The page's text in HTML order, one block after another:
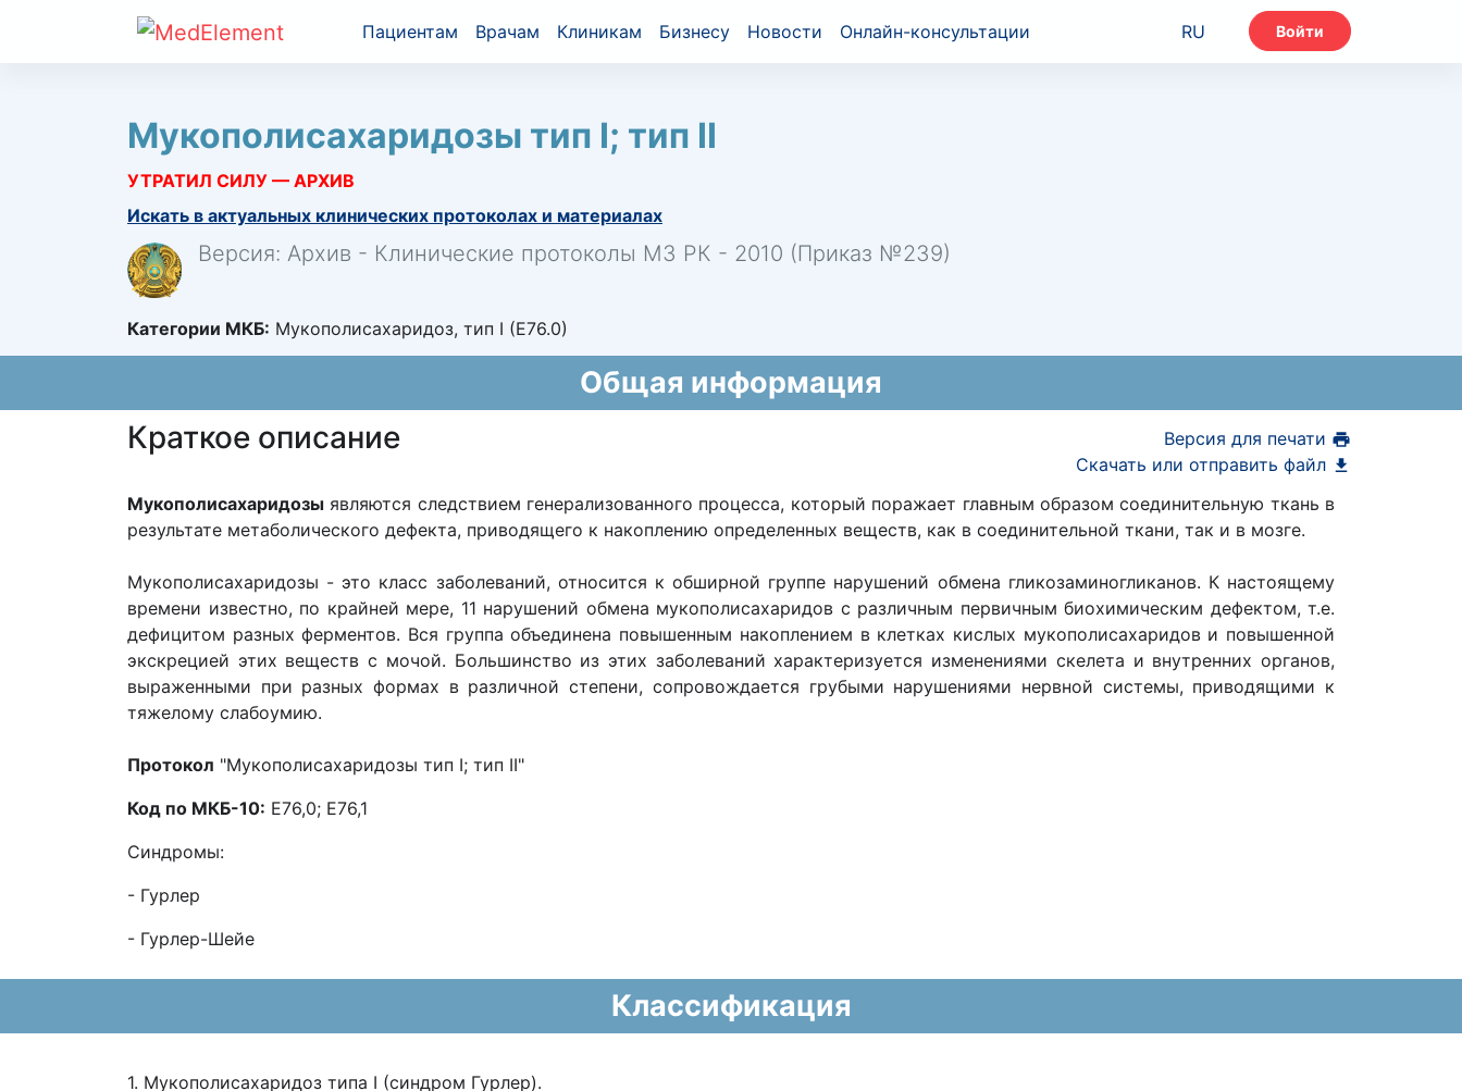
Пациентам Врачам Клиникам Бизнесу Новости Онлайн-консультации RU Войти
Мукополисахаридозы тип I; тип II
УТРАТИЛ СИЛУ — АРХИВ
Искать в актуальных клинических протоколах и материалах
Версия: Архив - Клинические протоколы МЗ РК - 2010 (Приказ №239)
Категории МКБ: Мукополисахаридоз, тип I (E76.0)
Общая информация
Версия для печати
Скачать или отправить файл
Краткое описание
Мукополисахаридозы являются следствием генерализованного процесса, который поражает главным образом соединительную ткань в
результате метаболического дефекта, приводящего к накоплению определенных веществ, как в соединительной ткани, так и в мозге.
Мукополисахаридозы - это класс заболеваний, относится к обширной группе нарушений обмена гликозаминогликанов. К настоящему
времени известно, по крайней мере, 11 нарушений обмена мукополисахаридов с различным первичным биохимическим дефектом, т.е.
дефицитом разных ферментов. Вся группа объединена повышенным накоплением в клетках кислых мукополисахаридов и повышенной
экскрецией этих веществ с мочой. Большинство из этих заболеваний характеризуется изменениями скелета и внутренних органов,
выраженными при разных формах в различной степени, сопровождается грубыми нарушениями нервной системы, приводящими к
тяжелому слабоумию.
Протокол "Мукополисахаридозы тип I; тип II"
Код по МКБ-10: Е76,0; Е76,1
Синдромы:
- Гурлер
- Гурлер-Шейе
Классификация
1. Мукополисахаридоз типа I (синдром Гурлер).